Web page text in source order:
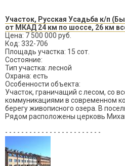
Участок, Русская Усадьба к/п
от МКАД 24 км по шоссе, 26 км
Цена: 7 500 000 руб.
Код: 332-706
Площадь участка: 15 сот.
Состояние:
Тип участка: лесной
Охрана: есть
Особенности объекта:
Участок, граничащий с лесом, со
коммуникациями в современном
берегу живописного озера. В
Рядом расположены церковь
- - - - - - - - - - - - - - - - - - - - - - - -